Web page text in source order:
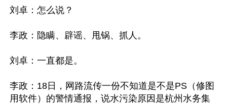
刘卓：怎么说？
李政：隐瞒、辟谣、甩锅、抓人。
刘卓：一直都是。
李政：18日，网路流传一份不知道是不是PS（修图
用软件）的警情通报，说水污染原因是杭州水务集